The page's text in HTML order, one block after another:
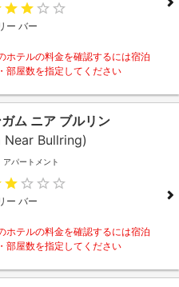
ー バー
ホテルの料金を確認するには宿泊
部屋数を指定してください
ム ニア ブルリン
Bullring)
アパートメント
ー バー
ホテルの料金を確認するには宿泊
部屋数を指定してください